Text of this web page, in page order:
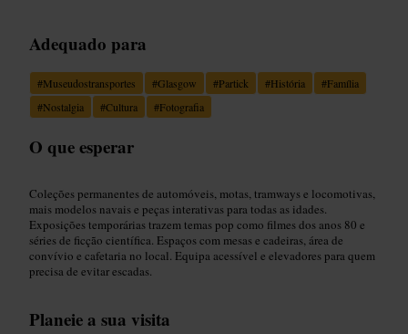
Adequado para
#Museudostransportes #Glasgow #Partick #História #Família
#Nostalgia #Cultura #Fotografia
O que esperar
Coleções permanentes de automóveis, motas, tramways e locomotivas,
mais modelos navais e peças interativas para todas as idades.
Exposições temporárias trazem temas pop como filmes dos anos 80 e
séries de ficção científica. Espaços com mesas e cadeiras, área de
convívio e cafetaria no local. Equipa acessível e elevadores para quem
precisa de evitar escadas.
Planeie a sua visita